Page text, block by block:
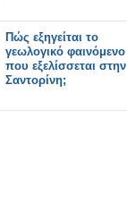
Πώς εξηγείται το
γεωλογικό φαινόμενο
που εξελίσσεται στην
Σαντορίνη;